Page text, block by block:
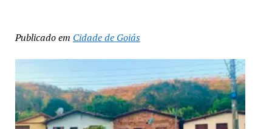
Publicado em Cidade de Goiás